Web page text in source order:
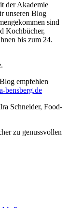
der Akademie
unseren Blog
sind
Kochbücher,
bis zum 24.
empfehlen
bensberg.de
Schneider, Food-
zu genussvollen